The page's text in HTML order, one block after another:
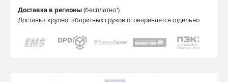
Доставка в регионы(бесплатно*)
Доставка крупногабаритных грузов оговаривается отдельно